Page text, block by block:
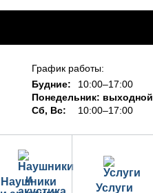
График работы:
Будние:
10:00–17:00
Понедельник: выходной
Сб, Вс:
10:00–17:00
Наушники
Услуги